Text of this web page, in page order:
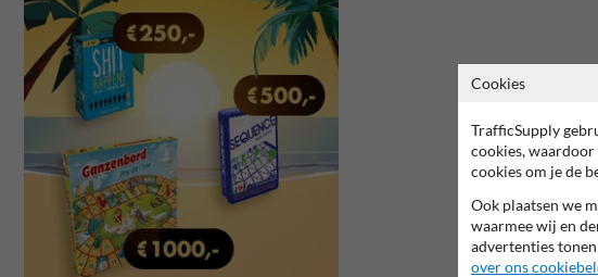
Cookies
TrafficSupply
cookies,
cookies om je de
Ook plaatsen we
waarmee wij en
advertenties
over ons